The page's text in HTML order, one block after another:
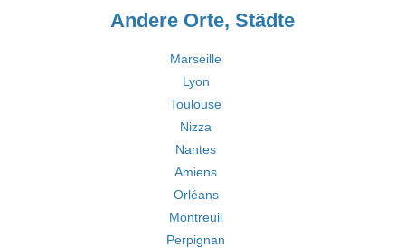
Andere Orte, Städte
Marseille
Lyon
Toulouse
Nizza
Nantes
Amiens
Orléans
Montreuil
Perpignan